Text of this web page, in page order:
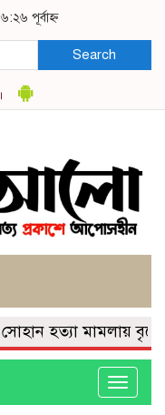
পূর্বাহ্ন
Search
হত্যা মামলায় বৃদ্ধের
Toggle